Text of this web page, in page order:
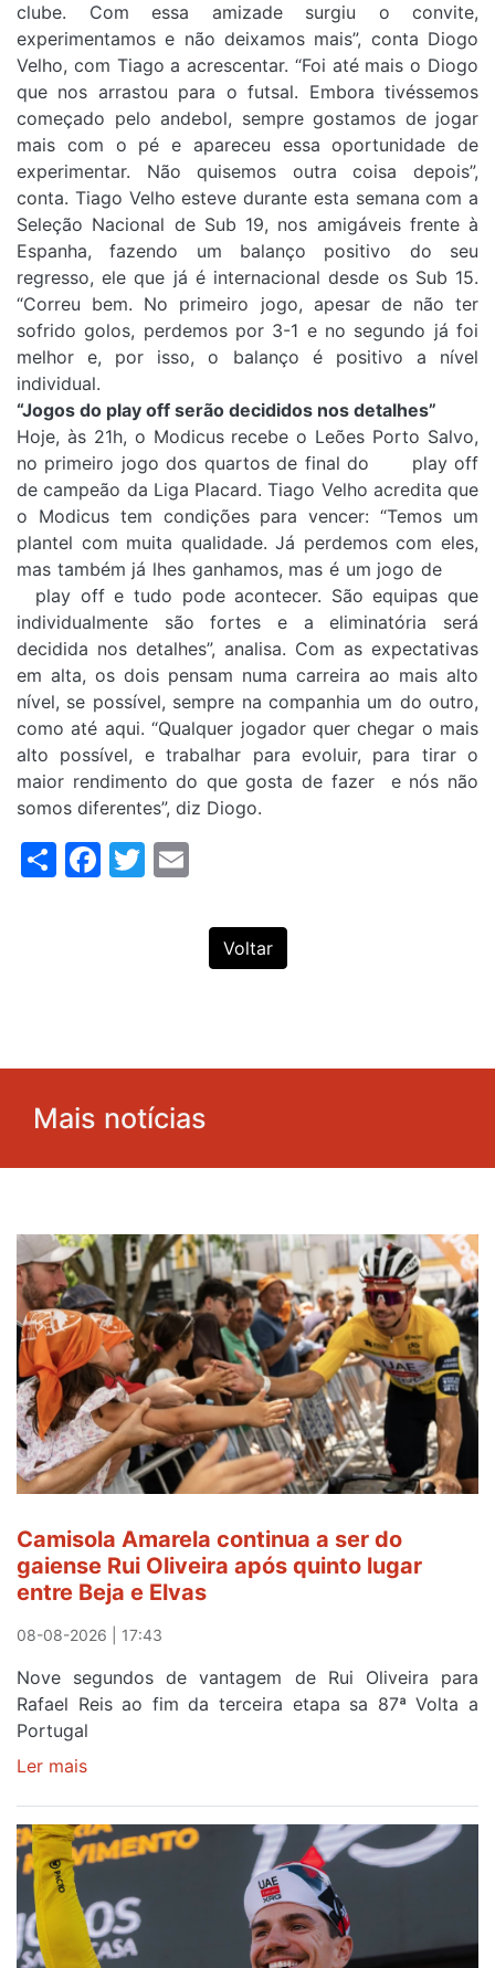
clube. Com essa amizade surgiu o convite,
experimentamos e não deixamos mais”, conta Diogo
Velho, com Tiago a acrescentar. “Foi até mais o Diogo
que nos arrastou para o futsal. Embora tivéssemos
começado pelo andebol, sempre gostamos de jogar
mais com o pé e apareceu essa oportunidade de
experimentar. Não quisemos outra coisa depois”,
conta. Tiago Velho esteve durante esta semana com a
Seleção Nacional de Sub 19, nos amigáveis frente à
Espanha, fazendo um balanço positivo do seu
regresso, ele que já é internacional desde os Sub 15.
“Correu bem. No primeiro jogo, apesar de não ter
sofrido golos, perdemos por 3-1 e no segundo já foi
melhor e, por isso, o balanço é positivo a nível
individual.
“Jogos do play off serão decididos nos detalhes”
Hoje, às 21h, o Modicus recebe o Leões Porto Salvo,
no primeiro jogo dos quartos de final do play off
de campeão da Liga Placard. Tiago Velho acredita que
o Modicus tem condições para vencer: “Temos um
plantel com muita qualidade. Já perdemos com eles,
mas também já lhes ganhamos, mas é um jogo de
play off e tudo pode acontecer. São equipas que
individualmente são fortes e a eliminatória será
decidida nos detalhes”, analisa. Com as expectativas
em alta, os dois pensam numa carreira ao mais alto
nível, se possível, sempre na companhia um do outro,
como até aqui. “Qualquer jogador quer chegar o mais
alto possível, e trabalhar para evoluir, para tirar o
maior rendimento do que gosta de fazer e nós não
somos diferentes”, diz Diogo.
ShareFacebook
Twitter
Voltar
Mais notícias
Camisola Amarela continua a ser do
gaiense Rui Oliveira após quinto lugar
entre Beja e Elvas
08-08-2026 | 17:43
Nove segundos de vantagem de Rui Oliveira para
Rafael Reis ao fim da terceira etapa sa 87ª Volta a
Portugal
Ler mais
continua
a
ser
do
gaiense